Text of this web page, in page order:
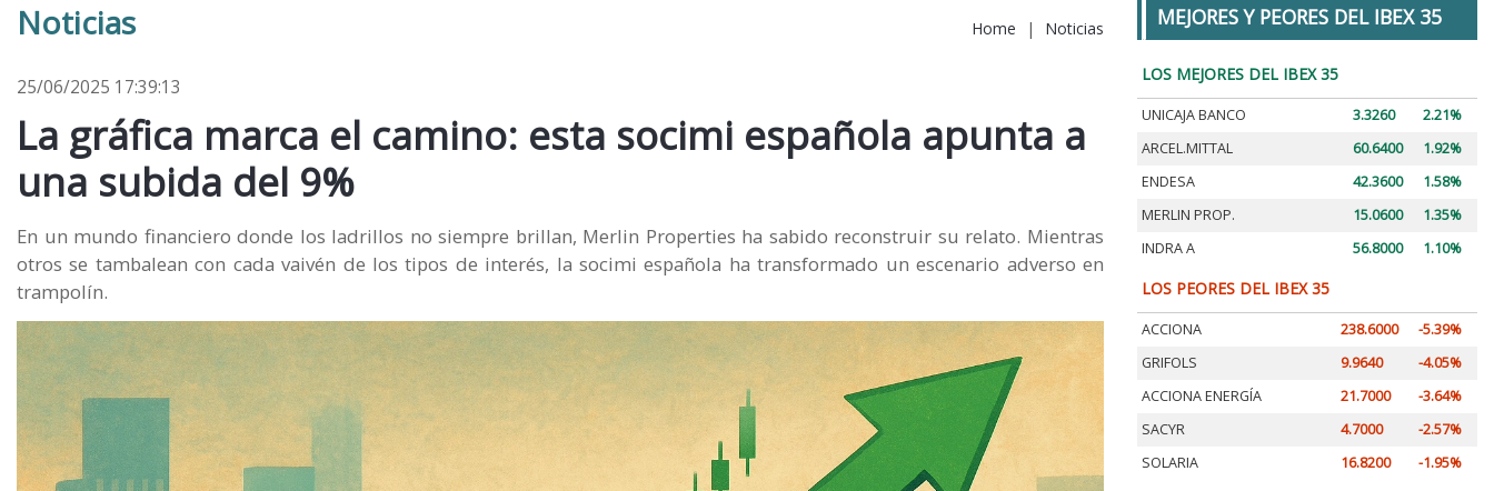
Noticias Home | Noticias
25/06/2025 17:39:13
La gráfica marca el camino: esta socimi española apunta a
una subida del 9%
En un mundo financiero donde los ladrillos no siempre brillan, Merlin Properties ha sabido reconstruir su relato. Mientras
otros se tambalean con cada vaivén de los tipos de interés, la socimi española ha transformado un escenario adverso en
trampolín.
MEJORES Y PEORES DEL IBEX 35
LOS MEJORES DEL IBEX 35
UNICAJA BANCO 3.3260
2.21%
ARCEL.MITTAL
60.6400
1.92%
ENDESA
42.3600
1.58%
MERLIN PROP.
15.0600
1.35%
INDRA A
56.8000 1.10%
LOS PEORES DEL IBEX 35
ACCIONA 238.6000
-5.39%
GRIFOLS
9.9640
-4.05%
ACCIONA ENERGÍA
21.7000
-3.64%
SACYR
4.7000
-2.57%
SOLARIA
16.8200 -1.95%